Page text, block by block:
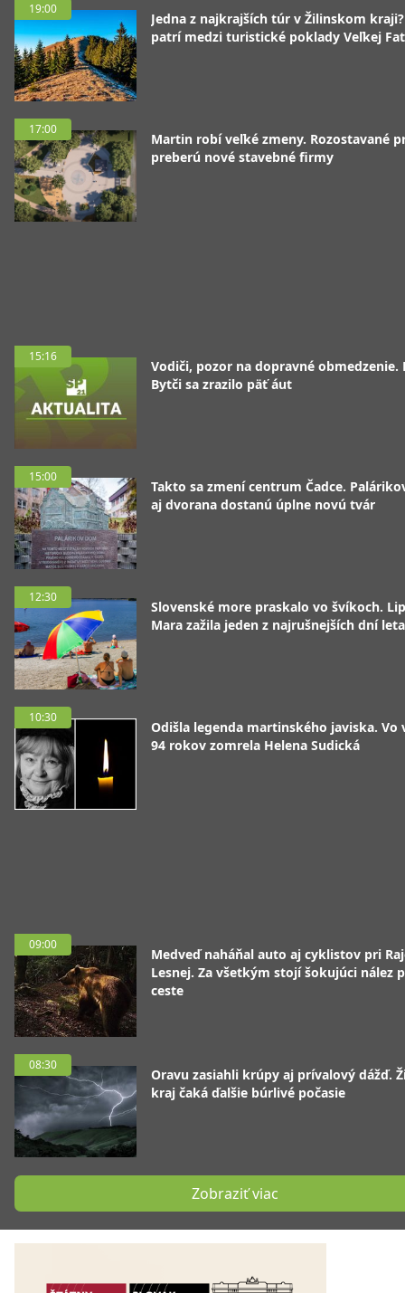
19:00
Jedna z najkrajších túr v Žilinskom
patrí medzi turistické poklady Veľkej
17:00
Martin robí veľké zmeny. Rozostavané
preberú nové stavebné firmy
15:16
Vodiči, pozor na dopravné obmedzenie.
Bytči sa zrazilo päť áut
15:00
Takto sa zmení centrum Čadce.
aj dvorana dostanú úplne novú tvár
12:30
Slovenské more praskalo vo švíkoch.
Mara zažila jeden z najrušnejších dní leta
10:30
Odišla legenda martinského javiska. Vo
94 rokov zomrela Helena Sudická
09:00
Medveď naháňal auto aj cyklistov pri
Lesnej. Za všetkým stojí šokujúci nález
ceste
08:30
Oravu zasiahli krúpy aj prívalový dážď.
kraj čaká ďalšie búrlivé počasie
Zobraziť viac